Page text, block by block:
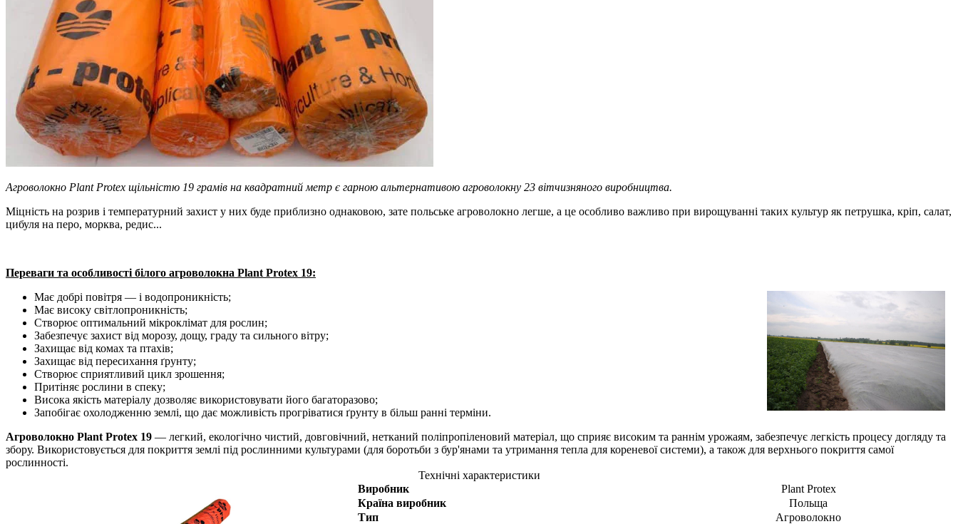
Агроволокно Plant Protex щільністю 19 грамів на квадратний метр є гарною альтернативою агроволокну 23 вітчизняного виробництва.
Міцність на розрив і температурний захист у них буде приблизно однаковою, зате польське агроволокно легше, а це особливо важливо при вирощуванні таких культур як петрушка, кріп, салат,
цибуля на перо, морква, редис...
Переваги та особливості білого агроволокна Plant Protex 19:
Має добрі повітря — і водопроникність;
Має високу світлопроникність;
Створює оптимальний мікроклімат для рослин;
Забезпечує захист від морозу, дощу, граду та сильного вітру;
Захищає від комах та птахів;
Захищає від пересихання ґрунту;
Створює сприятливий цикл зрошення;
Притіняє рослини в спеку;
Висока якість матеріалу дозволяє використовувати його багаторазово;
Запобігає охолодженню землі, що дає можливість прогріватися ґрунту в більш ранні терміни.
Агроволокно Plant Protex 19 ― легкий, екологічно чистий, довговічний, нетканий поліпропіленовий матеріал, що сприяє високим та раннім урожаям, забезпечує легкість процесу догляду та
збору. Використовується для покриття землі під рослинними культурами (для боротьби з бур'янами та утримання тепла для кореневої системи), а також для верхнього покриття самої
рослинності.
Технічні характеристики
Виробник
Plant Protex
Країна виробник
Польща
Тип
Агроволокно